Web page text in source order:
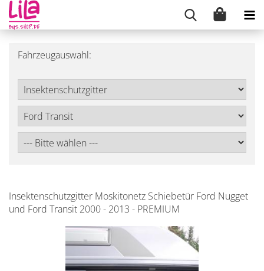
Fahrzeugauswahl:
Insektenschutzgitter Moskitonetz Schiebetür Ford Nugget
und Ford Transit 2000 - 2013 - PREMIUM